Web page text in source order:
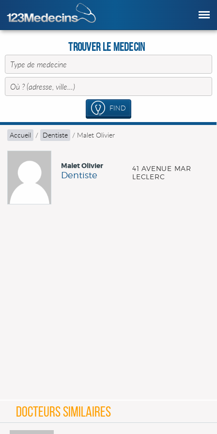
Trouver le Medecin
FIND
Accueil / Dentiste / Malet Olivier
Malet Olivier
Dentiste
41 AVENUE MAR
LECLERC
DOCTEURS SIMILAIRES